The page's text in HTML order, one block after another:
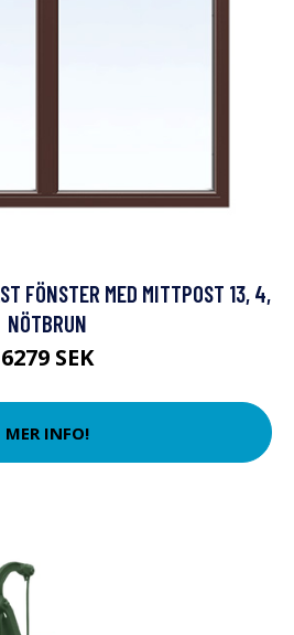
FÖNSTER MED MITTPOST 13, 4,
NÖTBRUN
6279 SEK
MER INFO!